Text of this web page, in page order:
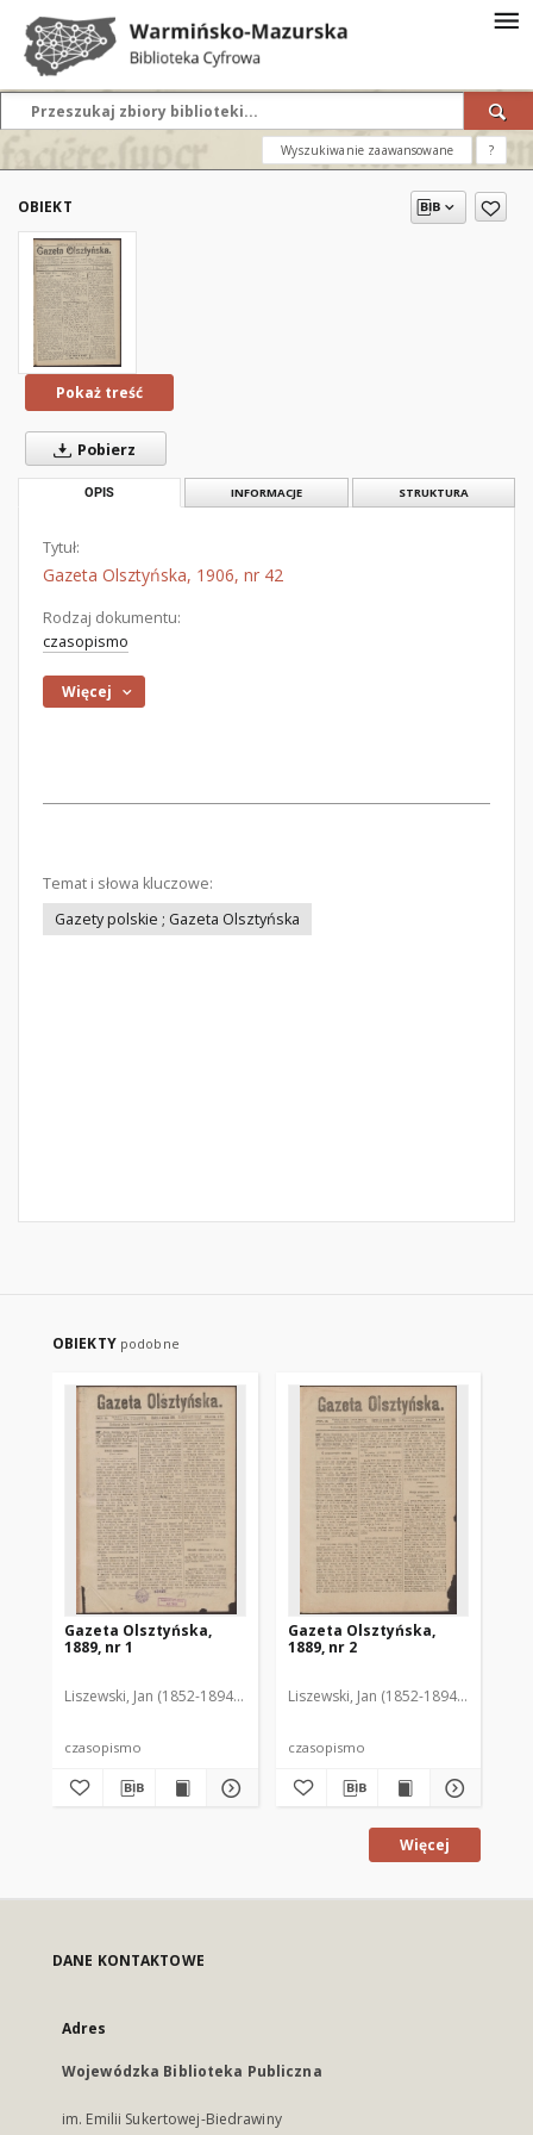
Wyszukiwanie zaawansowane ?
OBIEKT
Pokaż treść
Pobierz
OPIS INFORMACJE STRUKTURA
Tytuł:
Gazeta Olsztyńska, 1906, nr 42
Rodzaj dokumentu:
czasopismo
Więcej
Temat i słowa kluczowe:
Gazety polskie ; Gazeta Olsztyńska
OBIEKTY podobne
Gazeta Olsztyńska,
1889, nr 1
Liszewski, Jan (1852-1894). Red.
czasopismo
Gazeta Olsztyńska,
1889, nr 2
Liszewski, Jan (1852-1894). Red.
czasopismo
Więcej
DANE KONTAKTOWE
Adres
Wojewódzka Biblioteka Publiczna
im. Emilii Sukertowej-Biedrawiny